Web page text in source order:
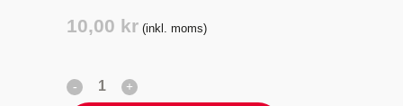
10,00 kr (inkl. moms)